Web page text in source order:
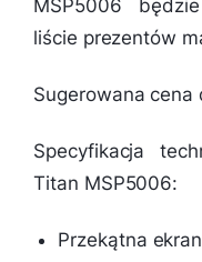
MSP5006
liście prezentów
Sugerowana
Specyfikacja
Titan MSP5006:
Przekątna